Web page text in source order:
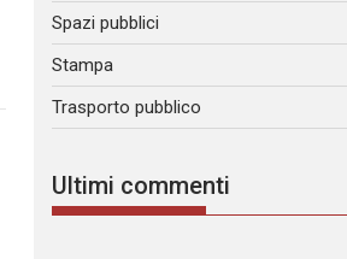
Spazi pubblici
Stampa
Trasporto pubblico
Ultimi commenti